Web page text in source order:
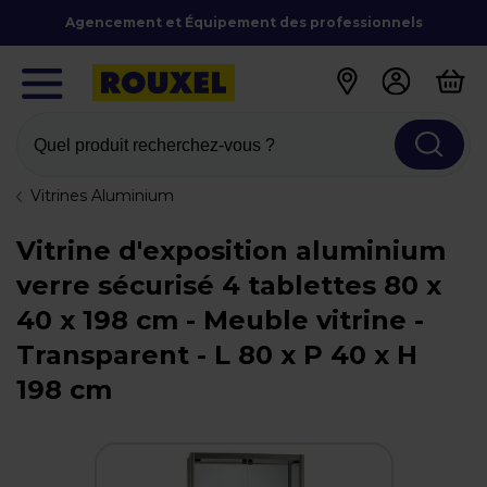
Agencement et Équipement des professionnels
Quel produit recherchez-vous ?
Vitrines Aluminium
Vitrine d'exposition aluminium
verre sécurisé 4 tablettes 80 x
40 x 198 cm - Meuble vitrine -
Transparent - L 80 x P 40 x H
198 cm